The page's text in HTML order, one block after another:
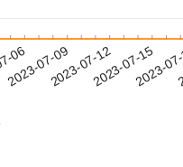
06
2023-07-092023-07-122023-07-15
2023-